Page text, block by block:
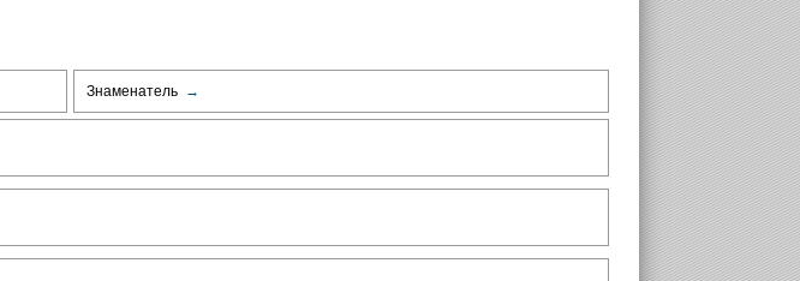
Знаменатель →